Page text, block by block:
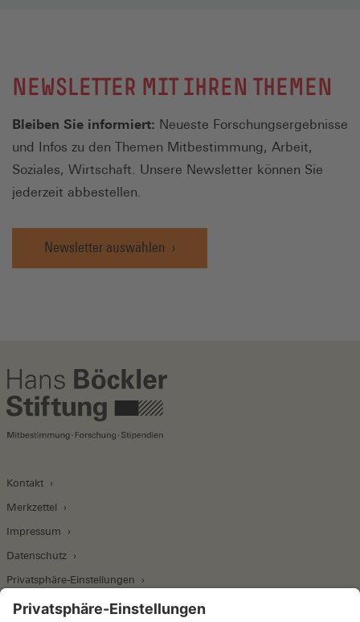
NEWSLETTER MIT IHREN THEMEN
Bleiben Sie informiert: Neueste Forschungsergebnisse
und Infos zu den Themen Mitbestimmung, Arbeit,
Soziales, Wirtschaft. Unsere Newsletter können Sie
jederzeit abbestellen.
Newsletter auswählen
Kontakt
Merkzettel
Impressum
Datenschutz
Privatsphäre-Einstellungen